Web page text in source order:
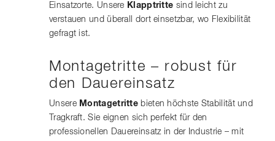
Einsatzorte. Unsere Klapptritte sind leicht zu
verstauen und überall dort einsetzbar, wo Flexibilität
gefragt ist.
Montagetritte – robust für
den Dauereinsatz
Unsere Montagetritte bieten höchste Stabilität und
Tragkraft. Sie eignen sich perfekt für den
professionellen Dauereinsatz in der Industrie – mit